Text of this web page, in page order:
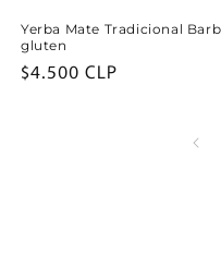
Yerba Mate Tradicional
gluten
Precio
$4.500 CLP